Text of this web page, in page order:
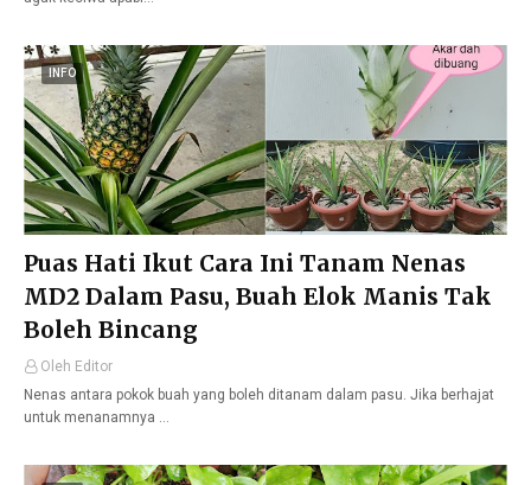
INFO
Puas Hati Ikut Cara Ini Tanam Nenas
MD2 Dalam Pasu, Buah Elok Manis Tak
Boleh Bincang
Oleh Editor
Nenas antara pokok buah yang boleh ditanam dalam pasu. Jika berhajat
untuk menanamnya …